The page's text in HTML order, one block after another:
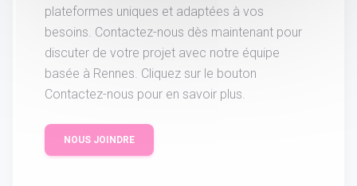
plateformes uniques et adaptées à vos
besoins. Contactez-nous dès maintenant pour
discuter de votre projet avec notre équipe
basée à Rennes. Cliquez sur le bouton
Contactez-nous pour en savoir plus.
NOUS JOINDRE